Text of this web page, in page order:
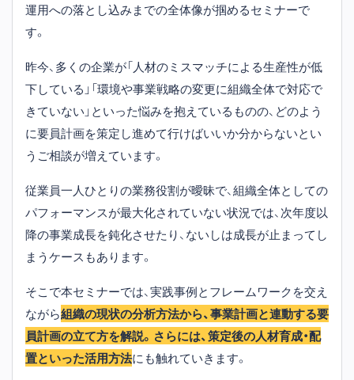
運用への落とし込みまでの全体像が掴めるセミナーで
す。
昨今、多くの企業が「人材のミスマッチによる生産性が低
下している」「環境や事業戦略の変更に組織全体で対応で
きていない」といった悩みを抱えているものの、どのよう
に要員計画を策定し進めて行けばいいか分からないとい
うご相談が増えています。
従業員一人ひとりの業務役割が曖昧で、組織全体としての
パフォーマンスが最大化されていない状況では、次年度以
降の事業成長を鈍化させたり、ないしは成長が止まってし
まうケースもあります。
そこで本セミナーでは、実践事例とフレームワークを交え
ながら組織の現状の分析方法から、事業計画と連動する要
員計画の立て方を解説。さらには、策定後の人材育成・配
置といった活用方法にも触れていきます。